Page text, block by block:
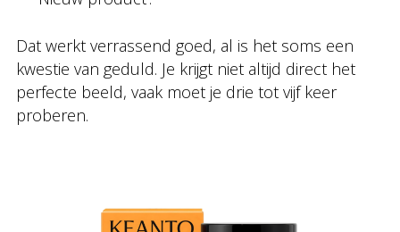
Dat werkt verrassend goed, al is het soms een
kwestie van geduld. Je krijgt niet altijd direct het
perfecte beeld, vaak moet je drie tot vijf keer
proberen.